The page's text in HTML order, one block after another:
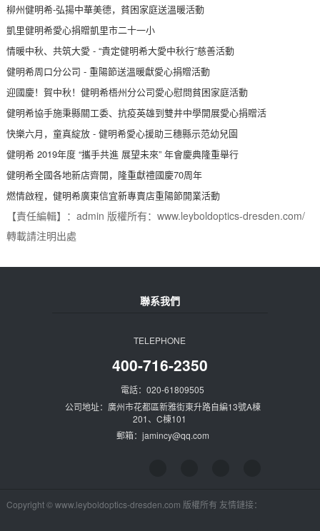
柳州健明希-弘揚中華美德，貧困家庭送溫暖活動
凱里健明希愛心捐贈凱里市二十一小
情暖中秋、共筑大愛 - “貴定健明希大愛中秋行”慈善活動
健明希周口分公司 - 重陽節送溫暖獻愛心捐贈活動
迎國慶！賀中秋！健明希梧州分公司愛心慰問貧困家庭活動
健明希協手施秉縣關工委、抗疫英雄到雙井中學開展愛心捐贈活
快樂六月，童真綻放 - 健明希愛心援助三穗縣示范幼兒園
健明希 2019年度 “攜手共進 展望未來” 年會慶典隆重舉行
健明希全國各地新店齊開，隆重獻禮國慶70周年
燃情啟程，健明希廣東信宜新專賣店重陽節開業活動
【責任編輯】：admin 版權所有：www.leyboldoptics-dresden.com/
轉載請注明出處
聯系我們
TELEPHONE
400-716-2350
電話：020-61809505
公司地址：廣州市花都區新雅街東升路自編13號A棟
201、C棟101
郵箱：jamincy@qq.com
Copyright © www.leyboldoptics-dresden.com 版權所有 友情鏈接：